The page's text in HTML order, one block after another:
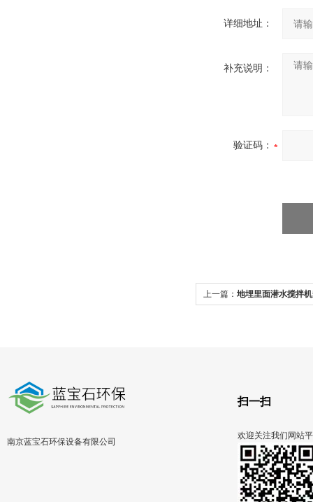
详细地址：
补充说明：
验证码：
上一篇： 地埋里面潜水搅拌
南京蓝宝石环保设备有限公司
扫一扫
欢迎关注我们网站